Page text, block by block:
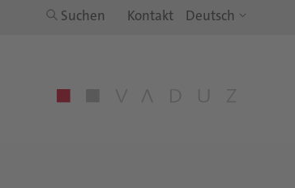
Suchen Kontakt